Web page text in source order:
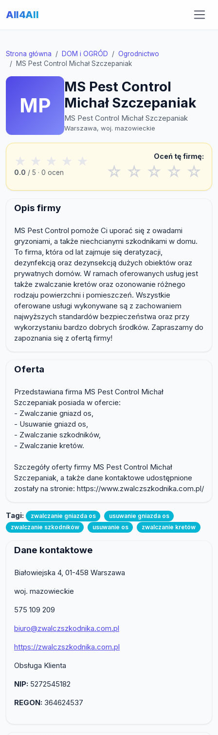
All4All
Strona główna DOM i OGRÓD
Ogrodnictwo
MS Pest Control Michał Szczepaniak
MP
MS Pest Control
Michał Szczepaniak
MS Pest Control Michał Szczepaniak
Warszawa, woj. mazowieckie
★ ★ ★ ★ ★
0.0 / 5 · 0 ocen
Oceń tę firmę:
☆ ☆ ☆ ☆ ☆
Opis firmy
MS Pest Control pomoże Ci uporać się z owadami
gryzoniami, a także niechcianymi szkodnikami w domu.
To firma, która od lat zajmuje się deratyzacji,
dezynfekcją oraz dezynsekcją dużych obiektów oraz
prywatnych domów. W ramach oferowanych usług jest
także zwalczanie kretów oraz ozonowanie różnego
rodzaju powierzchni i pomieszczeń. Wszystkie
oferowane usługi wykonywane są z zachowaniem
najwyższych standardów bezpieczeństwa oraz przy
wykorzystaniu bardzo dobrych środków. Zapraszamy do
zapoznania się z ofertą firmy!
Oferta
Przedstawiana firma MS Pest Control Michał
Szczepaniak posiada w ofercie:
- Zwalczanie gniazd os,
- Usuwanie gniazd os,
- Zwalczanie szkodników,
- Zwalczanie kretów.
Szczegóły oferty firmy MS Pest Control Michał
Szczepaniak, a także dane kontaktowe udostępnione
zostały na stronie: https://www.zwalczszkodnika.com.pl/
Tagi: zwalczanie gniazda os
usuwanie gniazda os
zwalczanie szkodników
usuwanie os zwalczanie kretów
Dane kontaktowe
Białowiejska 4, 01-458 Warszawa
woj. mazowieckie
575 109 209
biuro@zwalczszkodnika.com.pl
https://zwalczszkodnika.com.pl
Obsługa Klienta
NIP: 5272545182
REGON: 364624537